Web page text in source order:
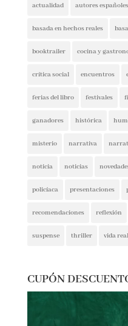
actualidad autores españoles
basada en hechos reales
booktrailer cocina y
crítica social encuentros
ferias del libro festivales
ganadores histórica
misterio narrativa
noticia noticias
policíaca presentaciones
recomendaciones reflexión
suspense thriller vida real
CUPÓN